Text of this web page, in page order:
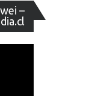
–
de
vídeo